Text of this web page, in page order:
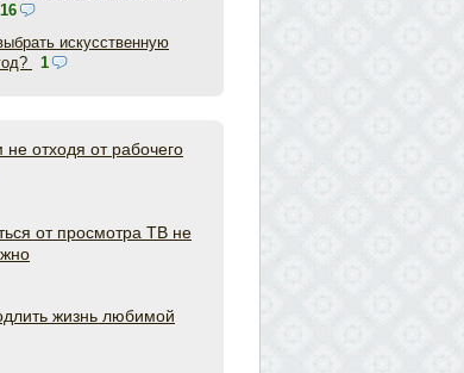
16
искусственную
1
отходя от рабочего
от просмотра ТВ не
жизнь любимой